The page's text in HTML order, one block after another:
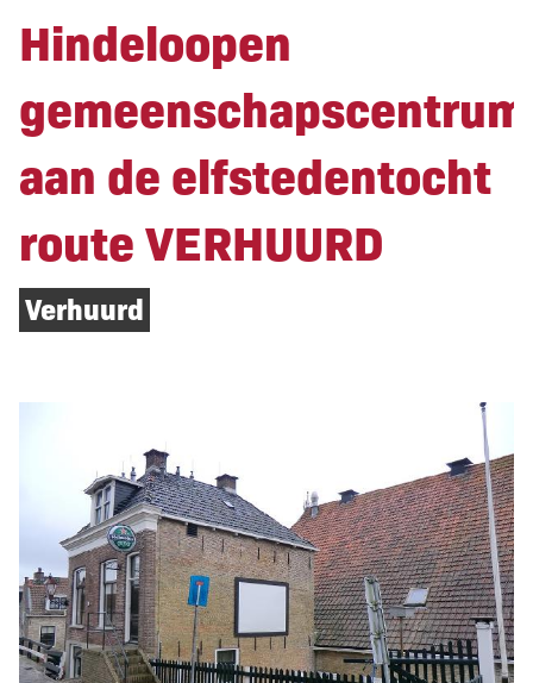
Hindeloopen
gemeenschapscentrum
aan de elfstedentocht
route VERHUURD
Verhuurd